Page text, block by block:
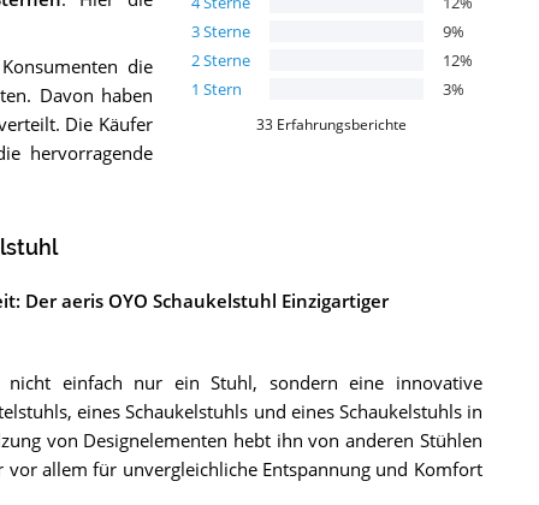
3Sterne 9%
2Sterne 12%
1 Stern 3%
33 Erfahrungsberichte
die
Davon haben
Die Käufer
hervorragende
Der aeris OYO Schaukelstuhl Einzigartiger
nicht einfach nur ein Stuhl, sondern eine innovative
eines Schaukelstuhls und eines Schaukelstuhls in
von Designelementen hebt ihn von anderen Stühlen
allem für unvergleichliche Entspannung und Komfort